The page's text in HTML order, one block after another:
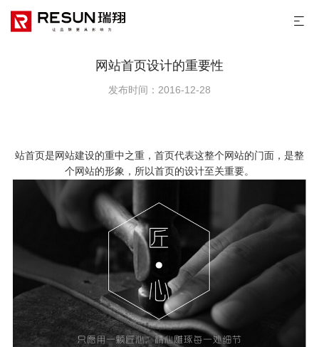
网站首页设计的重要性
发布时间：2016-12-28
站首页是 网站建设的重中之重，首页代表这整个网站的门面，是整
个网站的形象，所以首页的设计至关重要。